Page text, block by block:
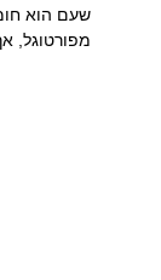
שעם הוא
מפורטוגל,